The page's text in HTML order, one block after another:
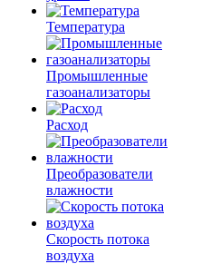
Температура
Промышленные
газоанализаторы
Расход
Преобразователи
влажности
Скорость потока
воздуха